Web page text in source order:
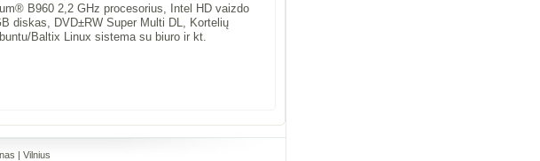
B960 2,2 GHz procesorius, Intel HD vaizdo
diskas, DVD±RW Super Multi DL, Kortelių
Baltix Linux sistema su biuro ir kt.
| Vilnius